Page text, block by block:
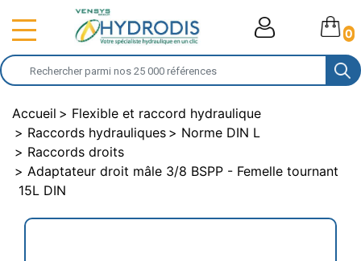
0
Accueil
Flexible et raccord hydraulique
Raccords hydrauliques
Norme DIN L
Raccords droits
Adaptateur droit mâle 3/8 BSPP - Femelle tournant
15L DIN